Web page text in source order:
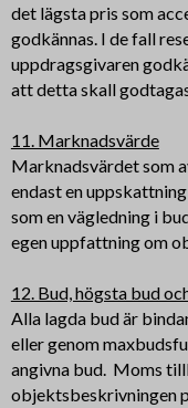
det lägsta pris som
godkännas. I de fall
uppdragsgivaren
att detta skall
11. Marknadsvärde
Marknadsvärdet som
endast en
som en vägledning i
egen uppfattning om
12. Bud, högsta bud
Alla lagda bud är
eller genom
angivna bud. Moms
objektsbeskrivningen